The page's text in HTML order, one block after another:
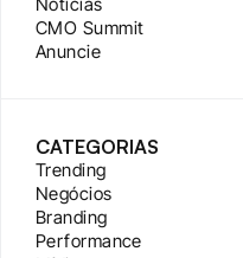
CMO Summit
Anuncie
CATEGORIAS
Trending
Negócios
Branding
Performance